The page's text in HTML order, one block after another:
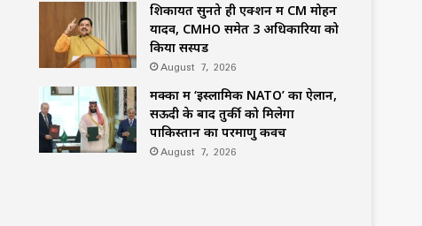
शिकायतें सुनते ही एक्शन में CM मोहन
यादव, CMHO समेत 3 अधिकारियों को
किया सस्पेंड
August 7, 2026
मक्का में ‘इस्लामिक NATO’ का ऐलान,
सऊदी के बाद तुर्की को मिलेगा
पाकिस्तान का परमाणु कवच
August 7, 2026